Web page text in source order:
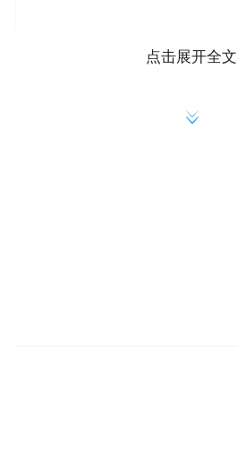
点击展开全文